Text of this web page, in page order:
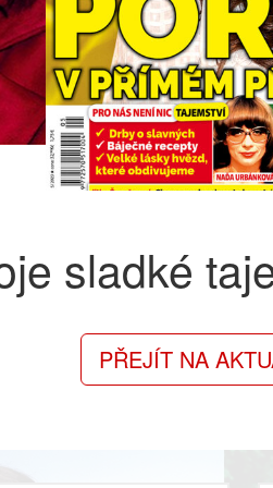
sladké
PŘEJÍT NA